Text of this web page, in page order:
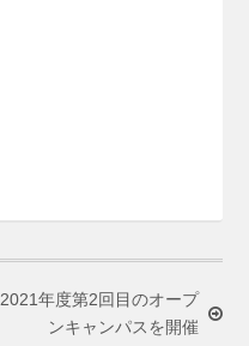
2021年度第2回目のオープ
ンキャンパスを開催